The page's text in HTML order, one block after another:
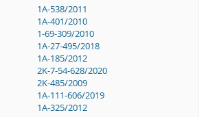
1A-538/2011
1A-401/2010
1-69-309/2010
1A-27-495/2018
1A-185/2012
2K-7-54-628/2020
2K-485/2009
1A-111-606/2019
1A-325/2012